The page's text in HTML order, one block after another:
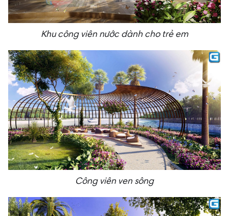
Khu công viên nước dành cho trẻ em
Công viên ven sông